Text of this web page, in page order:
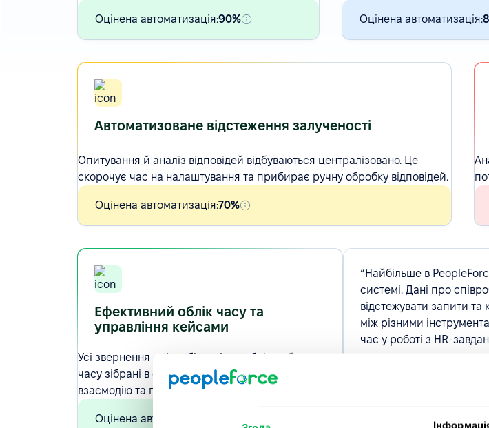
Оцінена автоматизація:90% Оцінена автоматизація:
Автоматизоване відстеження залученості
Опитування й аналіз відповідей відбуваються централізовано. Це
скорочує час на налаштування та прибирає ручну обробку відповідей.
Оцінена автоматизація:70%
Ефективний облік часу та
управління кейсами
Усі звернення співробітників та облік робочого
часу зібрані в одному просторі. Це спрощує
взаємодію та пришвидшує вирішення запитів.
Оцінена автоматизація:
“Найбільше в
системі. Дані про
відстежувати запити
між різними
час у роботі з HR-